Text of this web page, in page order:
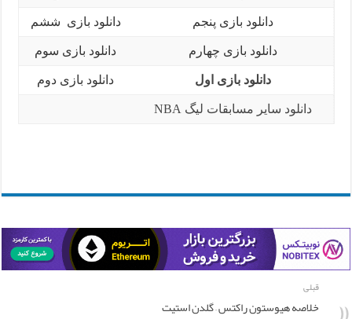
دانلود بازی پنجم دانلود بازی ششم
دانلود بازی چهارم دانلود بازی سوم
دانلود بازی اول دانلود بازی دوم
دانلود سایر مسابقات لیگ NBA
قبلی
خلاصه هیوستون راکتس – گلدن استیت